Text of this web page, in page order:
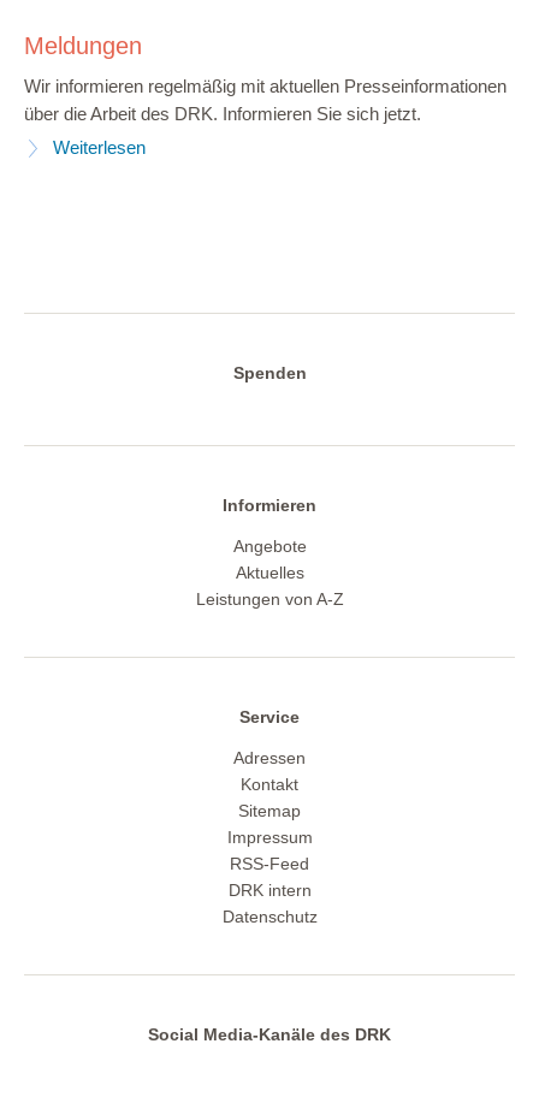
Meldungen
Wir informieren regelmäßig mit aktuellen Presseinformationen
über die Arbeit des DRK. Informieren Sie sich jetzt.
Weiterlesen
Spenden
Informieren
Angebote
Aktuelles
Leistungen von A-Z
Service
Adressen
Kontakt
Sitemap
Impressum
RSS-Feed
DRK intern
Datenschutz
Social Media-Kanäle des DRK